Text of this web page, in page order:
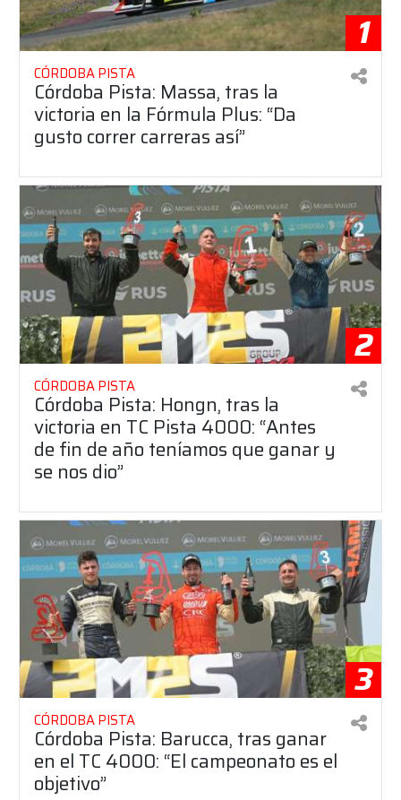
1
CÓRDOBA PISTA
Córdoba Pista: Massa, tras la
victoria en la Fórmula Plus: “Da
gusto correr carreras así”
2
CÓRDOBA PISTA
Córdoba Pista: Hongn, tras la
victoria en TC Pista 4000: “Antes
de fin de año teníamos que ganar y
se nos dio”
3
CÓRDOBA PISTA
Córdoba Pista: Barucca, tras ganar
en el TC 4000: “El campeonato es el
objetivo”